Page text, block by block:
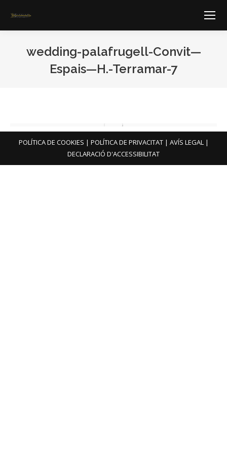
wedding-palafrugell-Convit—
Espais—H.-Terramar-7
POLÍTICA DE COOKIES | POLÍTICA DE PRIVACITAT| AVÍS LEGAL|
DECLARACIÓ D'ACCESSIBILITAT